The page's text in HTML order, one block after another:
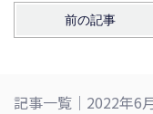
前の記事
記事一覧｜2022年6